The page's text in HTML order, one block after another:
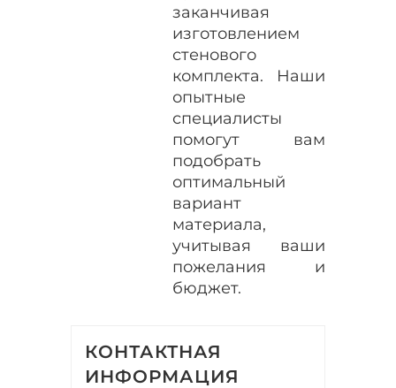
заканчивая
изготовлением
стенового
комплекта. Наши
опытные
специалисты
помогут вам
подобрать
оптимальный
вариант
материала,
учитывая ваши
пожелания и
бюджет.
КОНТАКТНАЯ
ИНФОРМАЦИЯ